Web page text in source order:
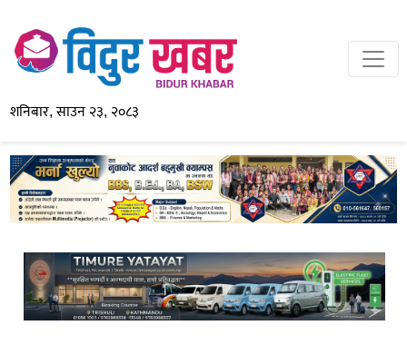
शनिबार, साउन २३, २०८३